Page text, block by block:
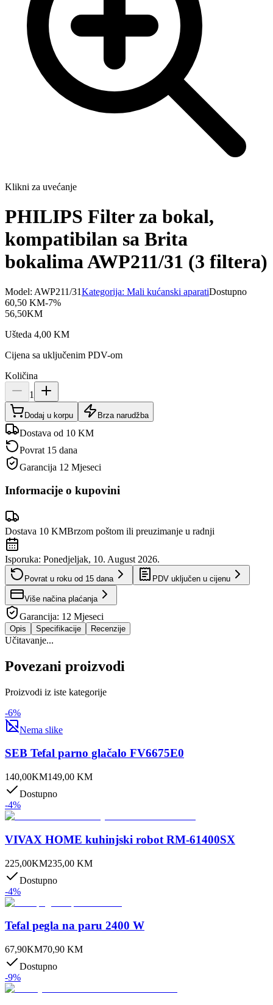
Klikni za uvećanje
PHILIPS Filter za bokal,
kompatibilan sa Brita
bokalima AWP211/31 (3 filtera)
Model: AWP211/31Kategorija: Mali kućanski aparatiDostupno
60,50 KM-7%
56,50KM
Ušteda 4,00 KM
Cijena sa uključenim PDV-om
Količina
1
Dodaj u korpu Brza narudžba
Dostava od 10 KM
Povrat 15 dana
Garancija 12 Mjeseci
Informacije o kupovini
Dostava 10 KMBrzom poštom ili preuzimanje u radnji
Isporuka: Ponedjeljak, 10. August 2026.
Povrat u roku od 15 dana PDV uključen u cijenu
Više načina plaćanja
Garancija: 12 Mjeseci
Opis Specifikacije Recenzije
Učitavanje...
Povezani proizvodi
Proizvodi iz iste kategorije
-6%
Nema slike
SEB Tefal parno glačalo FV6675E0
140,00KM149,00 KM
Dostupno
-4%
VIVAX HOME kuhinjski robot RM-61400SX
225,00KM235,00 KM
Dostupno
-4%
Tefal pegla na paru 2400 W
67,90KM70,90 KM
Dostupno
-9%